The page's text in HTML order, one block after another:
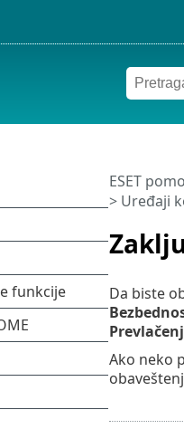
ESET
> Uređaji
Da biste
Ako neko